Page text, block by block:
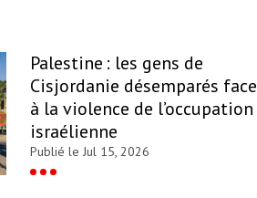
Palestine : les gens de
Cisjordanie désemparés face
à la violence de l’occupation
israélienne
Publié le Jul 15, 2026